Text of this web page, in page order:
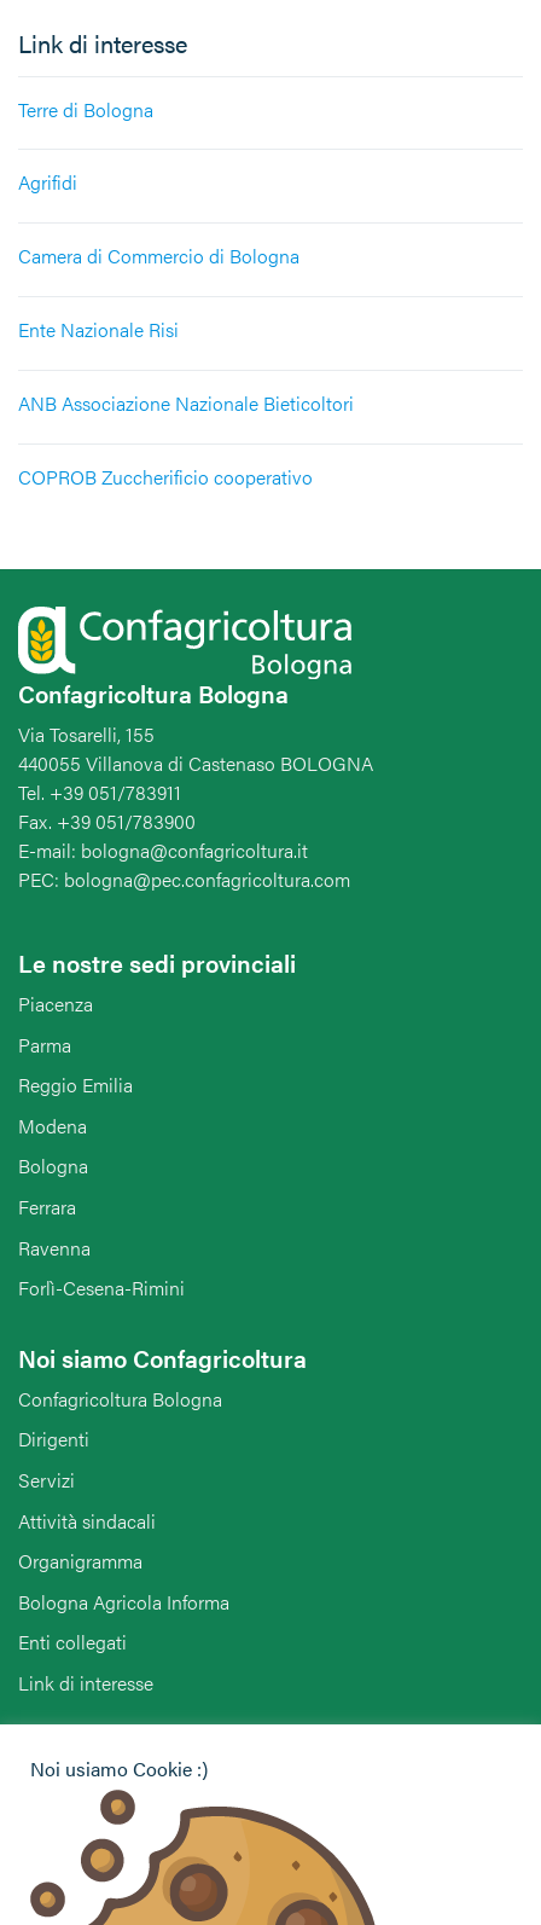
Link di interesse
Terre di Bologna
Agrifidi
Camera di Commercio di Bologna
Ente Nazionale Risi
ANB Associazione Nazionale Bieticoltori
COPROB Zuccherificio cooperativo
Confagricoltura Bologna
Via Tosarelli, 155
440055 Villanova di Castenaso BOLOGNA
Tel. +39 051/783911
Fax. +39 051/783900
E-mail: bologna@confagricoltura.it
PEC: bologna@pec.confagricoltura.com
Le nostre sedi provinciali
Piacenza
Parma
Reggio Emilia
Modena
Bologna
Ferrara
Ravenna
Forlì-Cesena-Rimini
Noi siamo Confagricoltura
Confagricoltura Bologna
Dirigenti
Servizi
Attività sindacali
Organigramma
Bologna Agricola Informa
Enti collegati
Link di interesse
Vuoi contattarci per ricevere assistenza, lasciare un
commento o chiedere informazioni?
CONTATTACI
Noi usiamo Cookie :)